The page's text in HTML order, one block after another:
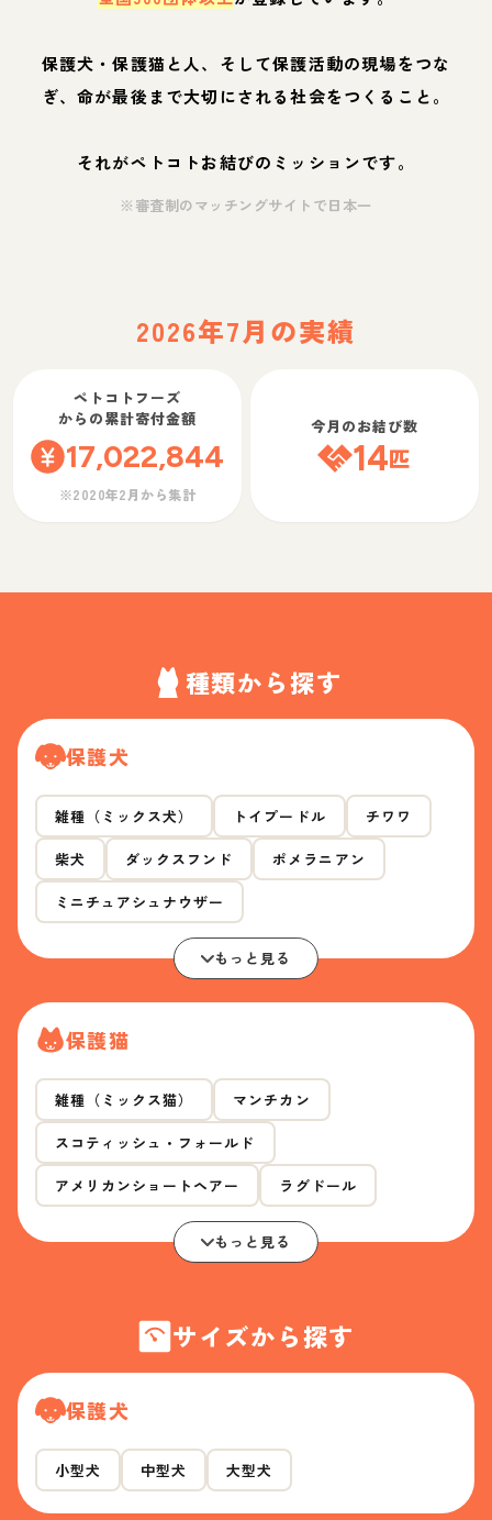
保護犬・保護猫と人、そして保護活動の現場をつな
ぎ、命が最後まで大切にされる社会をつくること。
それがペトコトお結びのミッションです。
※審査制のマッチングサイトで日本一
2026年7月の実績
ペトコトフーズ
からの累計寄付金額
17,022,844
※2020年2月から集計
今月のお結び数
14匹
種類から探す
保護犬
雑種（ミックス犬） トイプードル チワワ
柴犬 ダックスフンド ポメラニアン
ミニチュアシュナウザー
もっと見る
保護猫
雑種（ミックス猫） マンチカン
スコティッシュ・フォールド
アメリカンショートヘアー ラグドール
もっと見る
サイズから探す
保護犬
小型犬 中型犬 大型犬